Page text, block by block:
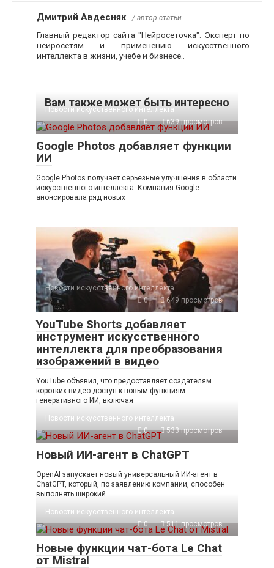
Дмитрий Авдесняк / автор статьи
Главный редактор сайта "Нейросеточка". Эксперт по
нейросетям и применению искусственного
интеллекта в жизни, учебе и бизнесе..
Вам также может быть интересно
Новости искусственного интеллекта
0
639 просмотров
Google Photos добавляет функции
ИИ
Google Photos получает серьёзные улучшения в области
искусственного интеллекта. Компания Google
анонсировала ряд новых
Новости искусственного интеллекта
0
649 просмотров
YouTube Shorts добавляет
инструмент искусственного
интеллекта для преобразования
изображений в видео
YouTube объявил, что предоставляет создателям
коротких видео доступ к новым функциям
генеративного ИИ, включая
Новости искусственного интеллекта
0
533 просмотров
Новый ИИ-агент в ChatGPT
OpenAI запускает новый универсальный ИИ-агент в
ChatGPT, который, по заявлению компании, способен
выполнять широкий
Новости искусственного интеллекта
0
511 просмотров
Новые функции чат-бота Le Chat
от Mistral